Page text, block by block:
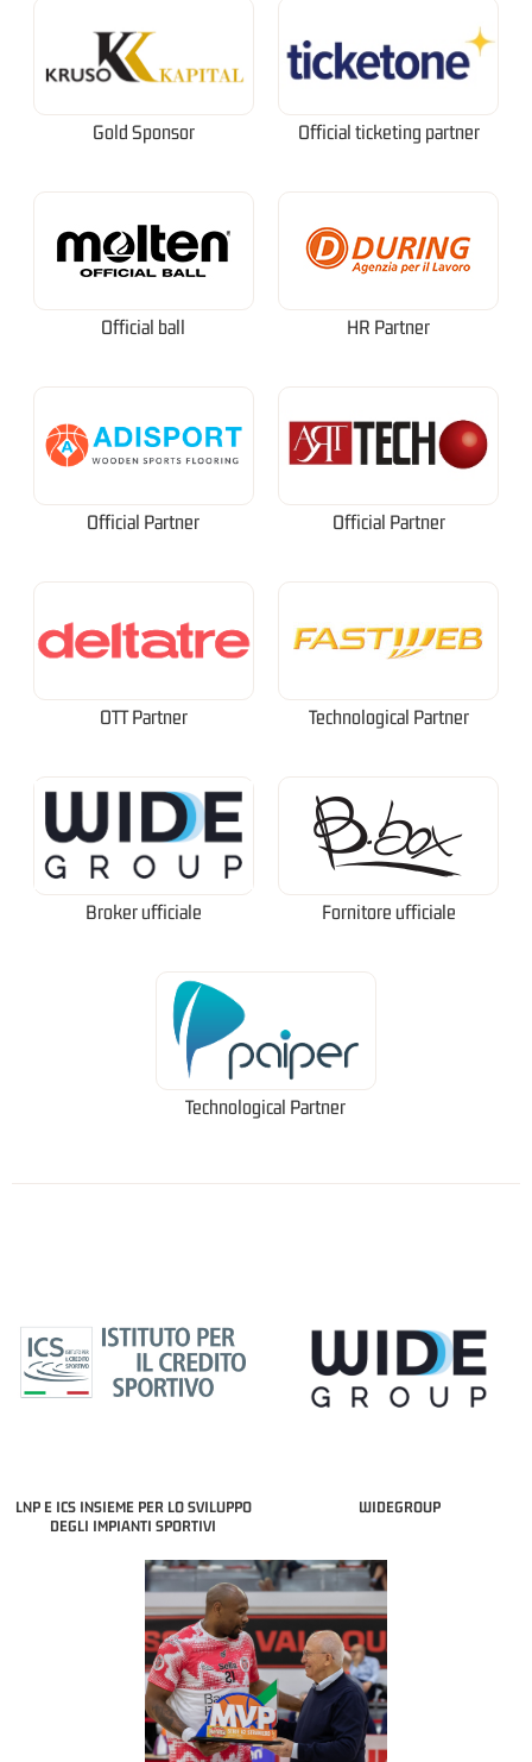
Gold Sponsor Official ticketing partner
Official ball HR Partner
Official Partner Official Partner
OTT Partner Technological Partner
Broker ufficiale Fornitore ufficiale
Technological Partner
LNP E ICS INSIEME PER LO SVILUPPO
DEGLI IMPIANTI SPORTIVI
WIDEGROUP